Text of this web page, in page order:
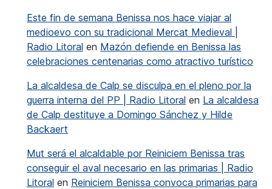
Este fin de semana Benissa nos hace viajar al
medioevo con su tradicional Mercat Medieval |
Radio Litoral en Mazón defiende en Benissa las
celebraciones centenarias como atractivo turístico
La alcaldesa de Calp se disculpa en el pleno por la
guerra interna del PP | Radio Litoral en La alcaldesa
de Calp destituye a Domingo Sánchez y Hilde
Backaert
Mut será el alcaldable por Reiniciem Benissa tras
conseguir el aval necesario en las primarias | Radio
Litoral en Reiniciem Benissa convoca primarias para